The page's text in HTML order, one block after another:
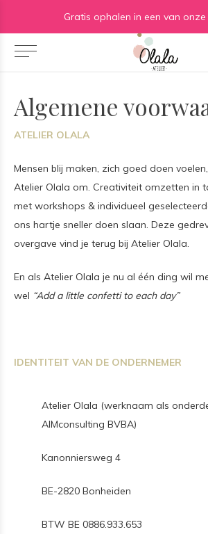
Gratis ophalen in een van
Algemene
ATELIER OLALA
Mensen blij maken, zich goed doen
Atelier Olala om. Creativiteit omzetten in
met workshops & individueel
ons hartje sneller doen slaan. Deze
overgave vind je terug bij Atelier Olala.
En als Atelier Olala je nu al één ding wil
wel “Add a little confetti to each day”
IDENTITEIT VAN DE ONDERNEMER
Atelier Olala (werknaam als
AIMconsulting BVBA)
Kanonniersweg 4
BE-2820 Bonheiden
BTW BE 0886.933.653